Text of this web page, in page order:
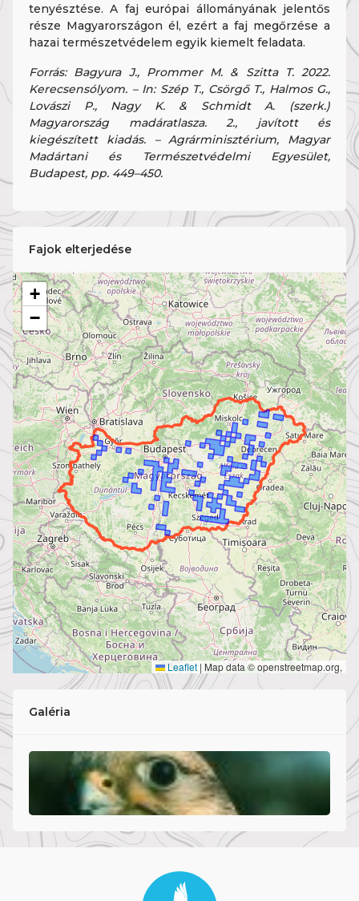
tenyésztése. A faj európai állományának jelentős
része Magyarországon él, ezért a faj megőrzése a
hazai természetvédelem egyik kiemelt feladata.
Forrás: Bagyura J., Prommer M. & Szitta T. 2022.
Kerecsensólyom. – In: Szép T., Csörgő T., Halmos G.,
Lovászi P., Nagy K. & Schmidt A. (szerk.)
Magyarország madáratlasza. 2., javított és
kiegészített kiadás. – Agrárminisztérium, Magyar
Madártani és Természetvédelmi Egyesület,
Budapest, pp. 449–450.
Fajok elterjedése
+
−
Leaflet | Map data © openstreetmap.org,
Galéria